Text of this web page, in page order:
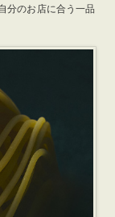
分のお店に合う一品